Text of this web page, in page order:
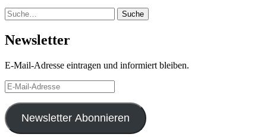
Suche Suche
Newsletter
E-Mail-Adresse eintragen und informiert bleiben.
E-
Mail-
Adresse
Newsletter Abonnieren